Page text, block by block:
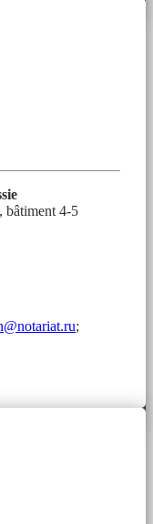
bâtiment 4-5
;